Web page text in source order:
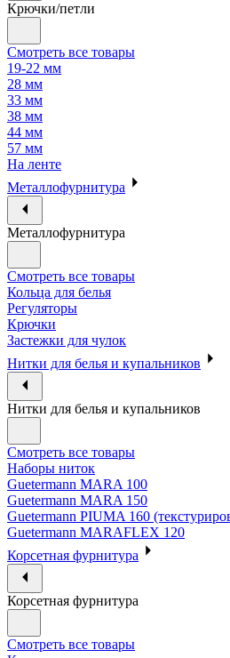
Крючки/петли
Смотреть все товары
19-22 мм
28 мм
33 мм
38 мм
44 мм
57 мм
На ленте
Металлофурнитура
Металлофурнитура
Смотреть все товары
Кольца для белья
Регуляторы
Крючки
Застежки для чулок
Нитки для белья и купальников
Нитки для белья и купальников
Смотреть все товары
Наборы ниток
Guetermann MARA 100
Guetermann MARA 150
Guetermann PIUMA 160
Guetermann MARAFLEX 120
Корсетная фурнитура
Корсетная фурнитура
Смотреть все товары